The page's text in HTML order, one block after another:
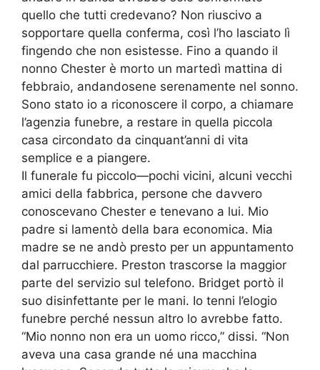
quello che tutti credevano? Non riuscivo a
sopportare quella conferma, così l’ho lasciato lì
fingendo che non esistesse. Fino a quando il
nonno Chester è morto un martedì mattina di
febbraio, andandosene serenamente nel sonno.
Sono stato io a riconoscere il corpo, a chiamare
l’agenzia funebre, a restare in quella piccola
casa circondato da cinquant’anni di vita
semplice e a piangere.
Il funerale fu piccolo—pochi vicini, alcuni vecchi
amici della fabbrica, persone che davvero
conoscevano Chester e tenevano a lui. Mio
padre si lamentò della bara economica. Mia
madre se ne andò presto per un appuntamento
dal parrucchiere. Preston trascorse la maggior
parte del servizio sul telefono. Bridget portò il
suo disinfettante per le mani. Io tenni l’elogio
funebre perché nessun altro lo avrebbe fatto.
“Mio nonno non era un uomo ricco,” dissi. “Non
aveva una casa grande né una macchina